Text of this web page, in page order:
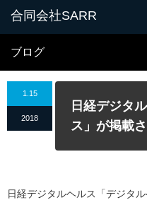
合同会社SARR
ブログ
1.15
2018
日経デジタ
ス」が掲載
日経デジタルヘルス「デジタ